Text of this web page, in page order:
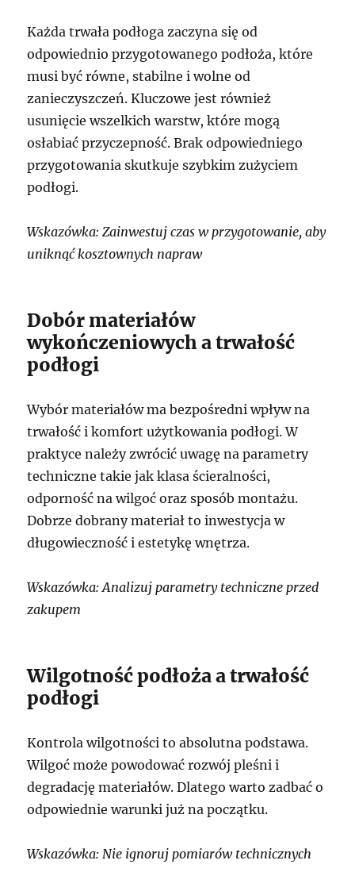
Każda trwała podłoga zaczyna się od
odpowiednio przygotowanego podłoża, które
musi być równe, stabilne i wolne od
zanieczyszczeń. Kluczowe jest również
usunięcie wszelkich warstw, które mogą
osłabiać przyczepność. Brak odpowiedniego
przygotowania skutkuje szybkim zużyciem
podłogi.
Wskazówka: Zainwestuj czas w przygotowanie, aby
uniknąć kosztownych napraw
Dobór materiałów
wykończeniowych a trwałość
podłogi
Wybór materiałów ma bezpośredni wpływ na
trwałość i komfort użytkowania podłogi. W
praktyce należy zwrócić uwagę na parametry
techniczne takie jak klasa ścieralności,
odporność na wilgoć oraz sposób montażu.
Dobrze dobrany materiał to inwestycja w
długowieczność i estetykę wnętrza.
Wskazówka: Analizuj parametry techniczne przed
zakupem
Wilgotność podłoża a trwałość
podłogi
Kontrola wilgotności to absolutna podstawa.
Wilgoć może powodować rozwój pleśni i
degradację materiałów. Dlatego warto zadbać o
odpowiednie warunki już na początku.
Wskazówka: Nie ignoruj pomiarów technicznych